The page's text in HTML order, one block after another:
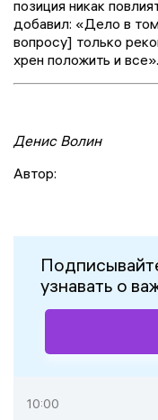
позиция никак
добавил: «Дело в
вопросу] только
хрен положить и все».
Денис Волин
Автор:
узнавать о
10:00